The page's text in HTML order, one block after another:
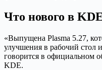
Что нового в
«Выпущена Plasma 5.27,
улучшения в рабочий стол
говорится в официальном
KDE.